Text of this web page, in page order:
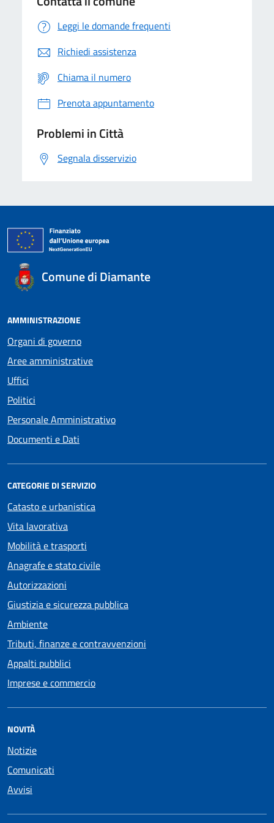
Leggi le domande frequenti
Richiedi assistenza
Chiama il numero
Prenota appuntamento
Problemi in Città
Segnala disservizio
Comune di Diamante
AMMINISTRAZIONE
Organi di governo
Aree amministrative
Uffici
Politici
Personale Amministrativo
Documenti e Dati
CATEGORIE DI SERVIZIO
Catasto e urbanistica
Vita lavorativa
Mobilità e trasporti
Anagrafe e stato civile
Autorizzazioni
Giustizia e sicurezza pubblica
Ambiente
Tributi, finanze e contravvenzioni
Appalti pubblici
Imprese e commercio
NOVITÀ
Notizie
Comunicati
Avvisi